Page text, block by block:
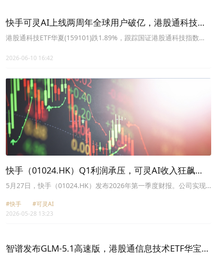
快手可灵AI上线两周年全球用户破亿，港股通科技
ETF华夏(159101)收跌1.89%
港股通科技ETF华夏(159101)跌1.89%，跟踪国证港股通科技指数
2026-06-10 16:42
快手（01024.HK）Q1利润承压，可灵AI收入狂飙
300%成最大亮点
5月27日，快手（01024.HK）发布2026年第一季度财报。公司实现
业收入（线上营销+电商等）同比增长10.7%。
#快手
#可灵AI
2026-05-28 13:23
智谱发布GLM-5.1高速版，港股通信息技术ETF华宝